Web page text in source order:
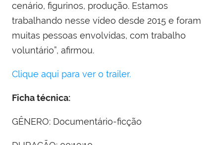
cenário, figurinos, produção. Estamos
trabalhando nesse vídeo desde 2015 e foram
muitas pessoas envolvidas, com trabalho
voluntário”, afirmou.
Clique aqui para ver o trailer.
Ficha técnica:
GÊNERO: Documentário-ficção